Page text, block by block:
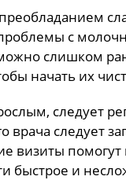
с
слишком
начать их
следует
врача следует
визиты помогут
быстрое и